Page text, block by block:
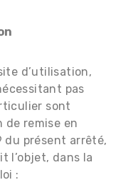
d’utilisation,
pas
sont
remise en
du présent arrêté,
l’objet, dans la
: